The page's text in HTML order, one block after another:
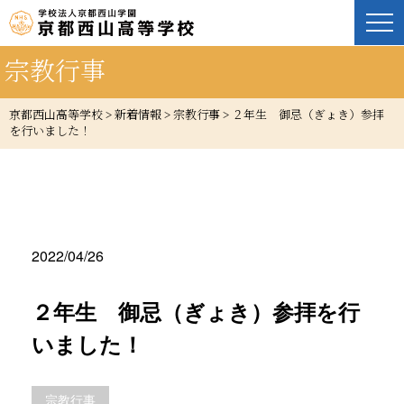
宗教行事
京都西山高等学校 > 新着情報 > 宗教行事 > ２年生 御忌（ぎょき）参拝
を行いました！
2022/04/26
２年生 御忌（ぎょき）参拝を行
いました！
宗教行事